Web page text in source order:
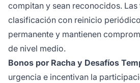
compitan y sean reconocidos. Las
clasificación con reinicio
permanente y mantienen
de nivel medio.
Bonos por Racha y Desafíos
urgencia e incentivan la